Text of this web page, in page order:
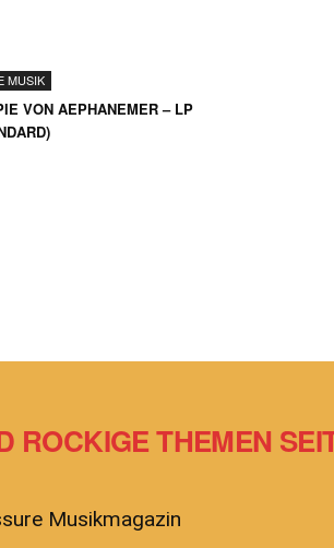
MUSIK
VON AEPHANEMER – LP
ROCKIGE THEMEN
Musikmagazin